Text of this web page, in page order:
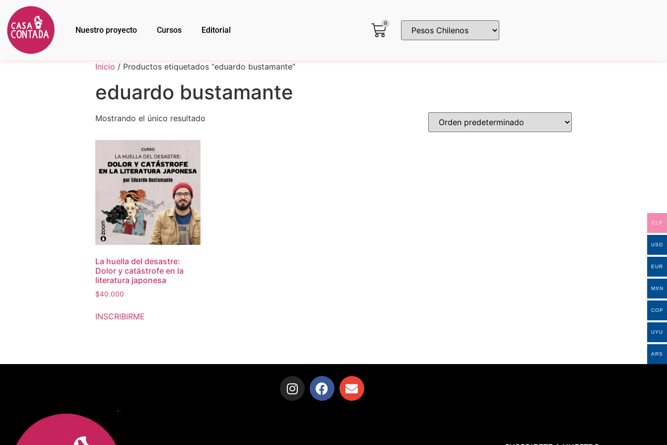
Nuestro proyecto Cursos Editorial
0
Inicio / Productos etiquetados “eduardo bustamante”
eduardo bustamante
Mostrando el único resultado
La huella del desastre:
Dolor y catástrofe en la
literatura japonesa
$40.000
INSCRIBIRME
CLP
USD
EUR
MXN
COP
UYU
ARS